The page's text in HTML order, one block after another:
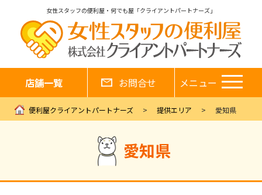
女性スタッフの便利屋・何でも屋「クライアントパートナーズ」
店舗一覧 お問合せ メニュー
便利屋クライアントパートナーズ 提供エリア 愛知県
愛知県